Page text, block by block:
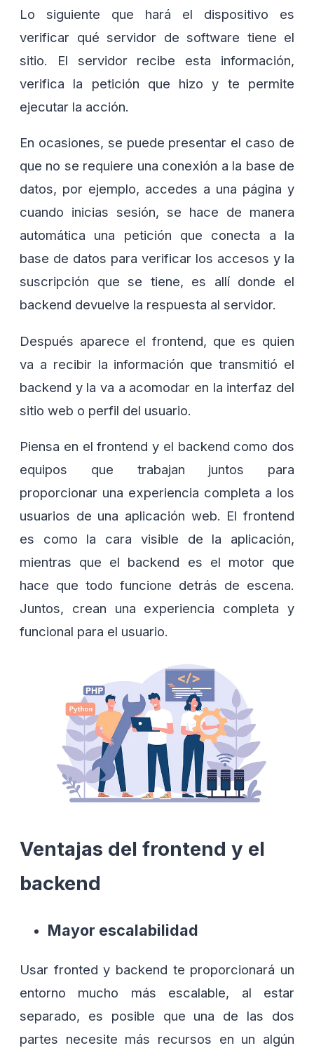
Lo siguiente que hará el dispositivo es
verificar qué servidor de software tiene el
sitio. El servidor recibe esta información,
verifica la petición que hizo y te permite
ejecutar la acción.
En ocasiones, se puede presentar el caso de
que no se requiere una conexión a la base de
datos, por ejemplo, accedes a una página y
cuando inicias sesión, se hace de manera
automática una petición que conecta a la
base de datos para verificar los accesos y la
suscripción que se tiene, es allí donde el
backend devuelve la respuesta al servidor.
Después aparece el frontend, que es quien
va a recibir la información que transmitió el
backend y la va a acomodar en la interfaz del
sitio web o perfil del usuario.
Piensa en el frontend y el backend como dos
equipos que trabajan juntos para
proporcionar una experiencia completa a los
usuarios de una aplicación web. El frontend
es como la cara visible de la aplicación,
mientras que el backend es el motor que
hace que todo funcione detrás de escena.
Juntos, crean una experiencia completa y
funcional para el usuario.
Ventajas del frontend y el
backend
Mayor escalabilidad
Usar fronted y backend te proporcionará un
entorno mucho más escalable, al estar
separado, es posible que una de las dos
partes necesite más recursos en un algún